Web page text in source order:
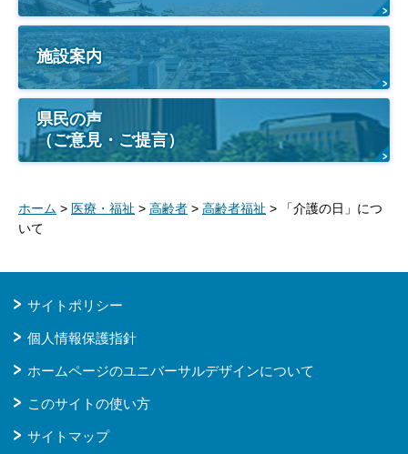
施設案内
県民の声
（ご意見・ご提言）
ホーム > 医療・福祉 > 高齢者 > 高齢者福祉 > 「介護の日」につ
いて
サイトポリシー
個人情報保護指針
ホームページのユニバーサルデザインについて
このサイトの使い方
サイトマップ